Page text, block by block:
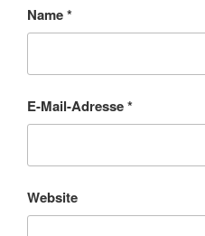
Name*
E-Mail-Adresse*
Website